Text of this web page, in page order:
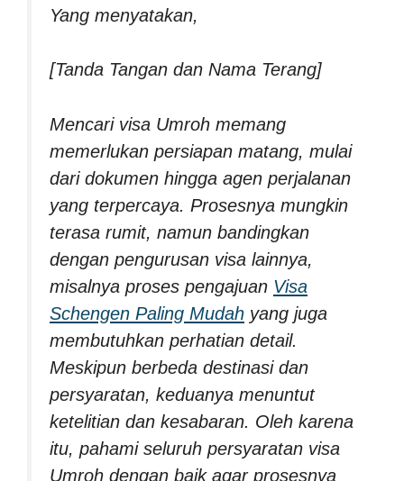
Yang menyatakan,
[Tanda Tangan dan Nama Terang]
Mencari visa Umroh memang
memerlukan persiapan matang, mulai
dari dokumen hingga agen perjalanan
yang terpercaya. Prosesnya mungkin
terasa rumit, namun bandingkan
dengan pengurusan visa lainnya,
misalnya proses pengajuan Visa
Schengen Paling Mudah yang juga
membutuhkan perhatian detail.
Meskipun berbeda destinasi dan
persyaratan, keduanya menuntut
ketelitian dan kesabaran. Oleh karena
itu, pahami seluruh persyaratan visa
Umroh dengan baik agar prosesnya